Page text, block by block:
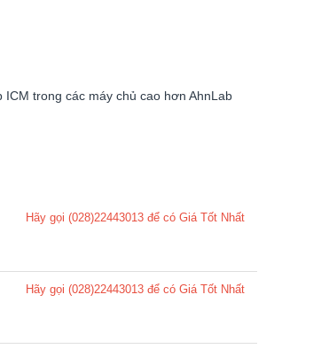
trong các máy chủ cao hơn AhnLab
Hãy gọi (028)22443013 để có Giá Tốt Nhất
Hãy gọi (028)22443013 để có Giá Tốt Nhất